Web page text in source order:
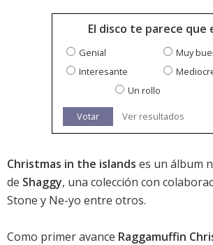
El disco te parece que
Genial
Muy
Interesante
Un rollo
Votar Ver resultados
Christmas in the islands es un álbum
de Shaggy, una colección con
Stone y Ne-yo entre otros.
Como primer avance Raggamuffin